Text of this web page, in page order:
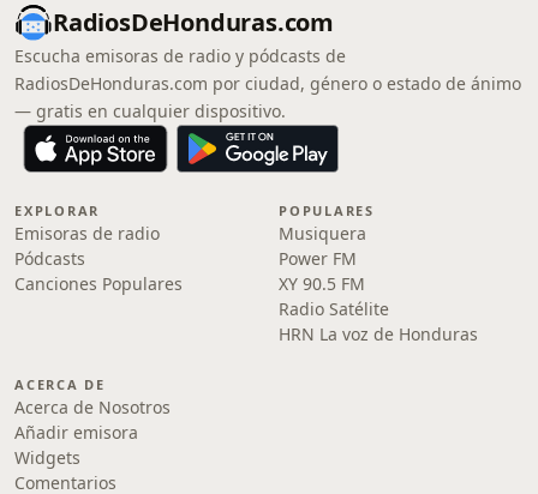
RadiosDeHonduras.com
Escucha emisoras de radio y pódcasts de
RadiosDeHonduras.com por ciudad, género o estado de ánimo
— gratis en cualquier dispositivo.
EXPLORAR
Emisoras de radio
Pódcasts
Canciones Populares
POPULARES
Musiquera
Power FM
XY 90.5 FM
Radio Satélite
HRN La voz de Honduras
ACERCA DE
Acerca de Nosotros
Añadir emisora
Widgets
Comentarios